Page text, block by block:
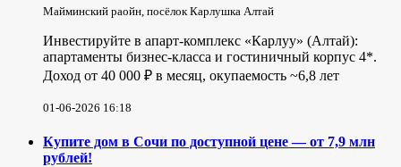
Майминский раойн, посёлок Карлушка Алтай
Инвестируйте в апарт-комплекс «Карлуу» (Алтай):
апартаменты бизнес-класса и гостиничный корпус 4*.
Доход от 40 000 ₽ в месяц, окупаемость ~6,8 лет
01-06-2026 16:18
Купите дом в Сочи по доступной цене — от 7,9 млн
рублей!